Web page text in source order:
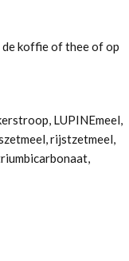
de koffie of thee of op
LUPINEmeel,
rijstzetmeel,